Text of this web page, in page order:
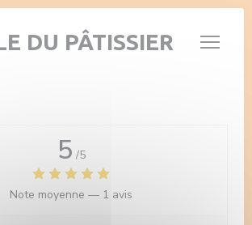
vos choix en matière de cookies
DU PÂTISSIER
5 /5
Note moyenne — 1 avis